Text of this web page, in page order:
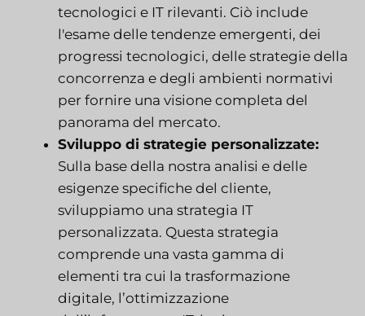
tecnologici e IT rilevanti. Ciò include
l'esame delle tendenze emergenti, dei
progressi tecnologici, delle strategie della
concorrenza e degli ambienti normativi
per fornire una visione completa del
panorama del mercato.
Sviluppo di strategie personalizzate:
Sulla base della nostra analisi e delle
esigenze specifiche del cliente,
sviluppiamo una strategia IT
personalizzata. Questa strategia
comprende una vasta gamma di
elementi tra cui la trasformazione
digitale, l’ottimizzazione